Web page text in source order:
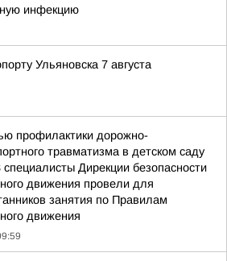
инфекцию
Ульяновска 7 августа
профилактики дорожно-
травматизма в детском саду
Дирекции безопасности
движения провели для
занятия по Правилам
движения